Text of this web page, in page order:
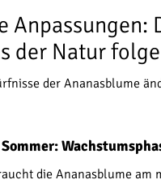
Anpassungen:
der Natur
der Ananasblume
die Ananasblume am